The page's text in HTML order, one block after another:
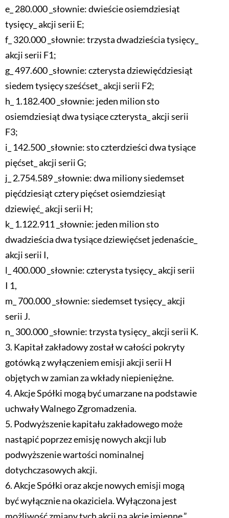
e_ 280.000 _słownie: dwieście osiemdziesiąt
tysięcy_ akcji serii E;
f_ 320.000 _słownie: trzysta dwadzieścia tysięcy_
akcji serii F1;
g_ 497.600 _słownie: czterysta dziewięćdziesiąt
siedem tysięcy sześćset_ akcji serii F2;
h_ 1.182.400 _słownie: jeden milion sto
osiemdziesiąt dwa tysiące czterysta_ akcji serii
F3;
i_ 142.500 _słownie: sto czterdzieści dwa tysiące
pięćset_ akcji serii G;
j_ 2.754.589 _słownie: dwa miliony siedemset
pięćdziesiąt cztery pięćset osiemdziesiąt
dziewięć_ akcji serii H;
k_ 1.122.911 _słownie: jeden milion sto
dwadzieścia dwa tysiące dziewięćset jedenaście_
akcji serii I,
l_ 400.000 _słownie: czterysta tysięcy_ akcji serii
I 1,
m_ 700.000 _słownie: siedemset tysięcy_ akcji
serii J.
n_ 300.000 _słownie: trzysta tysięcy_ akcji serii K.
3. Kapitał zakładowy został w całości pokryty
gotówką z wyłączeniem emisji akcji serii H
objętych w zamian za wkłady niepieniężne.
4. Akcje Spółki mogą być umarzane na podstawie
uchwały Walnego Zgromadzenia.
5. Podwyższenie kapitału zakładowego może
nastąpić poprzez emisję nowych akcji lub
podwyższenie wartości nominalnej
dotychczasowych akcji.
6. Akcje Spółki oraz akcje nowych emisji mogą
być wyłącznie na okaziciela. Wyłączona jest